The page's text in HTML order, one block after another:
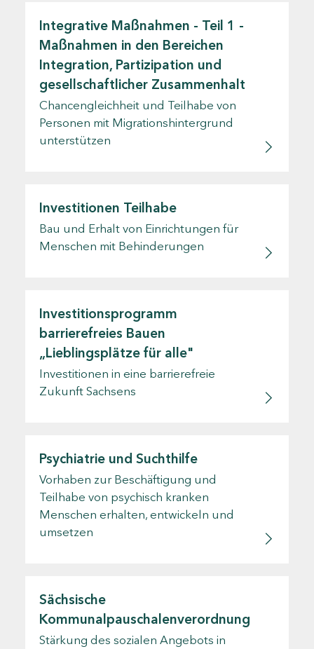
Integrative Maßnahmen - Teil 1 -
Maßnahmen in den Bereichen
Integration, Partizipation und
gesellschaftlicher Zusammenhalt
Chancengleichheit und Teilhabe von
Personen mit Migrationshintergrund
unterstützen
Investitionen Teilhabe
Bau und Erhalt von Einrichtungen für
Menschen mit Behinderungen
Investitionsprogramm
barrierefreies Bauen
„Lieblingsplätze für alle"
Investitionen in eine barrierefreie
Zukunft Sachsens
Psychiatrie und Suchthilfe
Vorhaben zur Beschäftigung und
Teilhabe von psychisch kranken
Menschen erhalten, entwickeln und
umsetzen
Sächsische
Kommunalpauschalenverordnung
Stärkung des sozialen Angebots in